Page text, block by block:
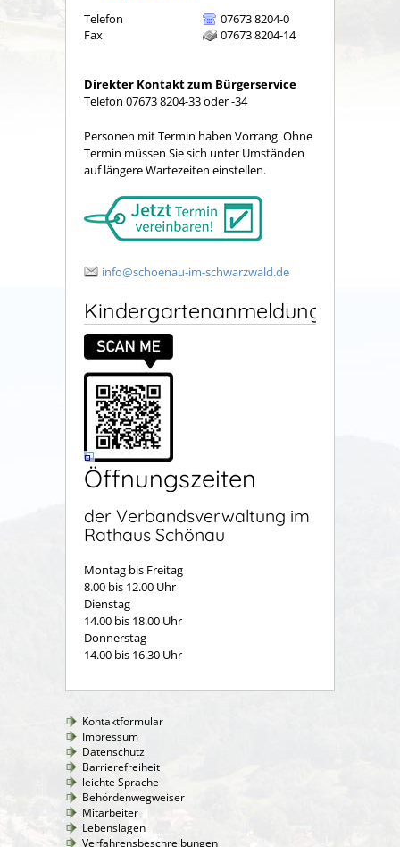
Telefon
07673 8204-0
Fax
07673 8204-14
Direkter Kontakt zum Bürgerservice
Telefon 07673 8204-33 oder -34
Personen mit Termin haben Vorrang. Ohne
Termin müssen Sie sich unter Umständen
auf längere Wartezeiten einstellen.
info@schoenau-im-schwarzwald.de
Kindergartenanmeldung
Öffnungszeiten
der Verbandsverwaltung im
Rathaus Schönau
Montag bis Freitag
8.00 bis 12.00 Uhr
Dienstag
14.00 bis 18.00 Uhr
Donnerstag
14.00 bis 16.30 Uhr
Kontaktformular
Impressum
Datenschutz
Barrierefreiheit
leichte Sprache
Behördenwegweiser
Mitarbeiter
Lebenslagen
Verfahrensbeschreibungen